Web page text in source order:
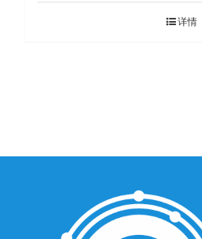
详情